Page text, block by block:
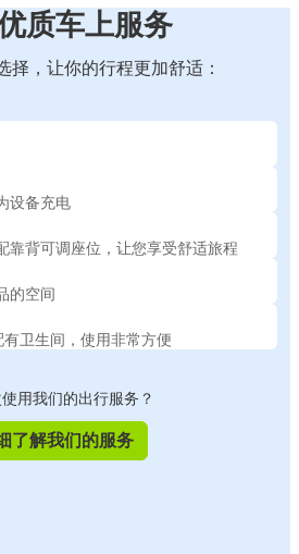
质车上服务
择，让你的行程更加舒适：
设备充电
靠背可调座位，让您享受舒适旅程
的空间
卫生间，使用非常方便
用我们的出行服务？
了解我们的服务